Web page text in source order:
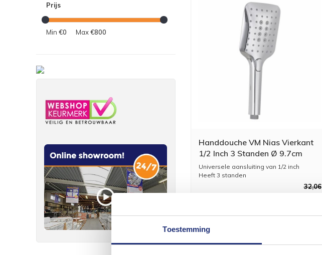
Toestemming
Prijs
Min €0 Max€800
Handdouche VM Nias Vierkant
1/2 Inch 3 Standen Ø 9.7cm
Antikalk Waterbesparend
Universele aansluiting van 1/2 inch
Heeft 3 standen
32,06